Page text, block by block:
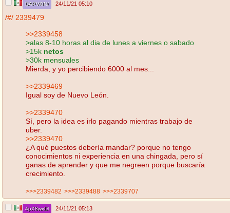
DAPVl0N/ 24/11/21 05:10
/#/ 2339479
>>2339458
>alas 8-10 horas al dia de lunes a viernes o sabado
>15k netos
>30k mensuales
Mierda, y yo percibiendo 6000 al mes...
>>2339469
Igual soy de Nuevo León.
>>2339470
Sí, pero la idea es irlo pagando mientras trabajo de
uber.
>>2339470
¿A qué puestos debería mandar? porque no tengo
conocimientos ni experiencia en una chingada, pero sí
ganas de aprender y que me negreen porque buscaría
crecimiento.
>>>2339482 >>>2339488 >>>2339707
4pX8wxDl 24/11/21 05:13